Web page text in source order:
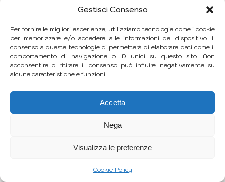
Gestisci Consenso
Per fornire le migliori esperienze, utilizziamo tecnologie come i cookie
per memorizzare e/o accedere alle informazioni del dispositivo. Il
consenso a queste tecnologie ci permetterà di elaborare dati come il
comportamento di navigazione o ID unici su questo sito. Non
acconsentire o ritirare il consenso può influire negativamente su
alcune caratteristiche e funzioni.
Accetta
Nega
Visualizza le preferenze
Cookie Policy